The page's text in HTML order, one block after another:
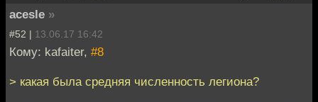
acesle »
#52 | 13.06.17 16:42
Кому: kafaiter, #8
> какая была средняя численность легиона?